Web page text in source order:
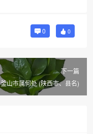
0 0
下一篇
釜山市属何处 (陕西市、县名)